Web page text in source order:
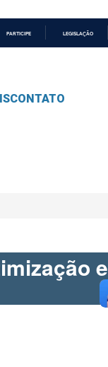
PARTICIPE LEGISLAÇÃO
CONTATO